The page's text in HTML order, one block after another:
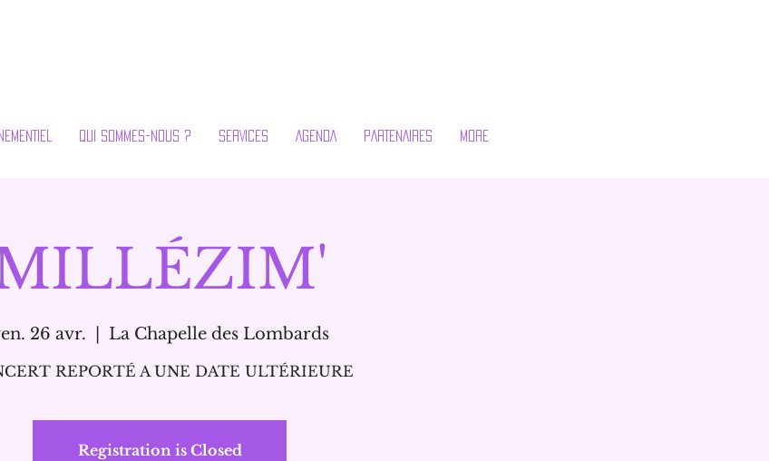
QUI SOMMES-NOUS ? SERVICES AGENDA PARTENAIRES More
26 avr. La Chapelle des Lombards
REPORTÉ A UNE DATE ULTÉRIEURE
Registration is Closed